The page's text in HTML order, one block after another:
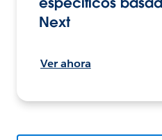
Next
Ver ahora